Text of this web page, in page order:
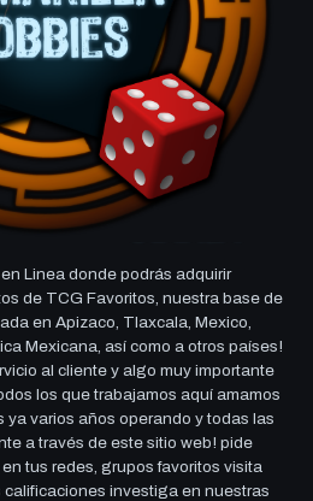
Linea donde podrás adquirir
de TCG Favoritos, nuestra base de
en Apizaco, Tlaxcala, Mexico,
Mexicana, así como a otros países!
al cliente y algo muy importante
los que trabajamos aquí amamos
ya varios años operando y todas las
a través de este sitio web! pide
tus redes, grupos favoritos visita
investiga en nuestras